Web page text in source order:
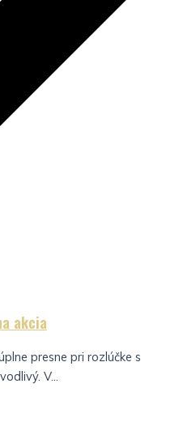
akcia
presne pri rozlúčke s
V...